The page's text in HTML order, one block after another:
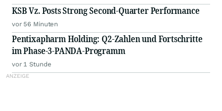
KSB Vz. Posts Strong Second-Quarter Performance
vor 56 Minuten
Pentixapharm Holding: Q2-Zahlen und Fortschritte
im Phase-3-PANDA-Programm
vor 1 Stunde